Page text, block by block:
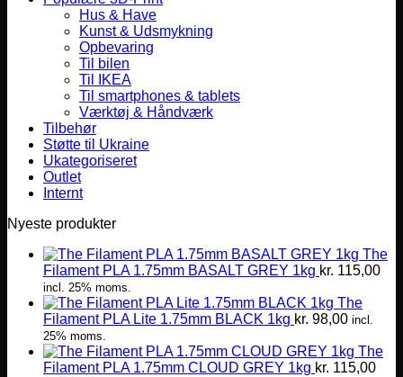
Hus & Have
Kunst & Udsmykning
Opbevaring
Til bilen
Til IKEA
Til smartphones & tablets
Værktøj & Håndværk
Tilbehør
Støtte til Ukraine
Ukategoriseret
Outlet
Internt
Nyeste produkter
The
Filament PLA 1.75mm BASALT GREY 1kg kr. 115,00
incl. 25% moms.
The
Filament PLA Lite 1.75mm BLACK 1kg kr. 98,00 incl.
25% moms.
The
Filament PLA 1.75mm CLOUD GREY 1kg kr. 115,00